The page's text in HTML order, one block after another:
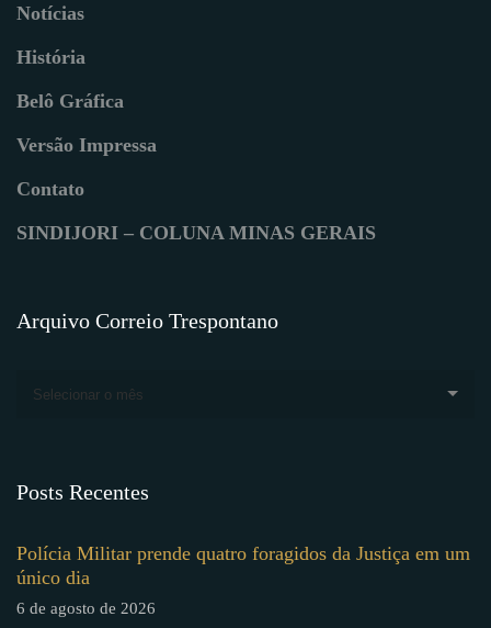
Notícias
História
Belô Gráfica
Versão Impressa
Contato
SINDIJORI – COLUNA MINAS GERAIS
Arquivo Correio Trespontano
Selecionar o mês
Posts Recentes
Polícia Militar prende quatro foragidos da Justiça em um
único dia
6 de agosto de 2026